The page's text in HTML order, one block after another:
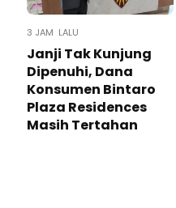
3 JAM LALU
Janji Tak Kunjung
Dipenuhi, Dana
Konsumen Bintaro
Plaza Residences
Masih Tertahan